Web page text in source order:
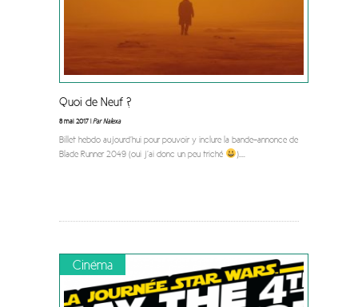
Quoi de Neuf ?
8 mai 2017 |Par Nalexa
Billet hebdo aujourd’hui pour pouvoir y inclure la bande-annonce de
Blade Runner 2049 (oui j’ai donc un peu triché
)....
Cinéma